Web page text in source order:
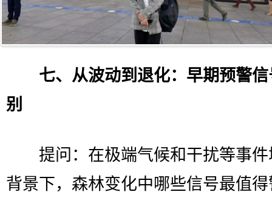
七、从波动到退化：早期预警
别
提问：在极端气候和干扰等事件
背景下，森林变化中哪些信号最值